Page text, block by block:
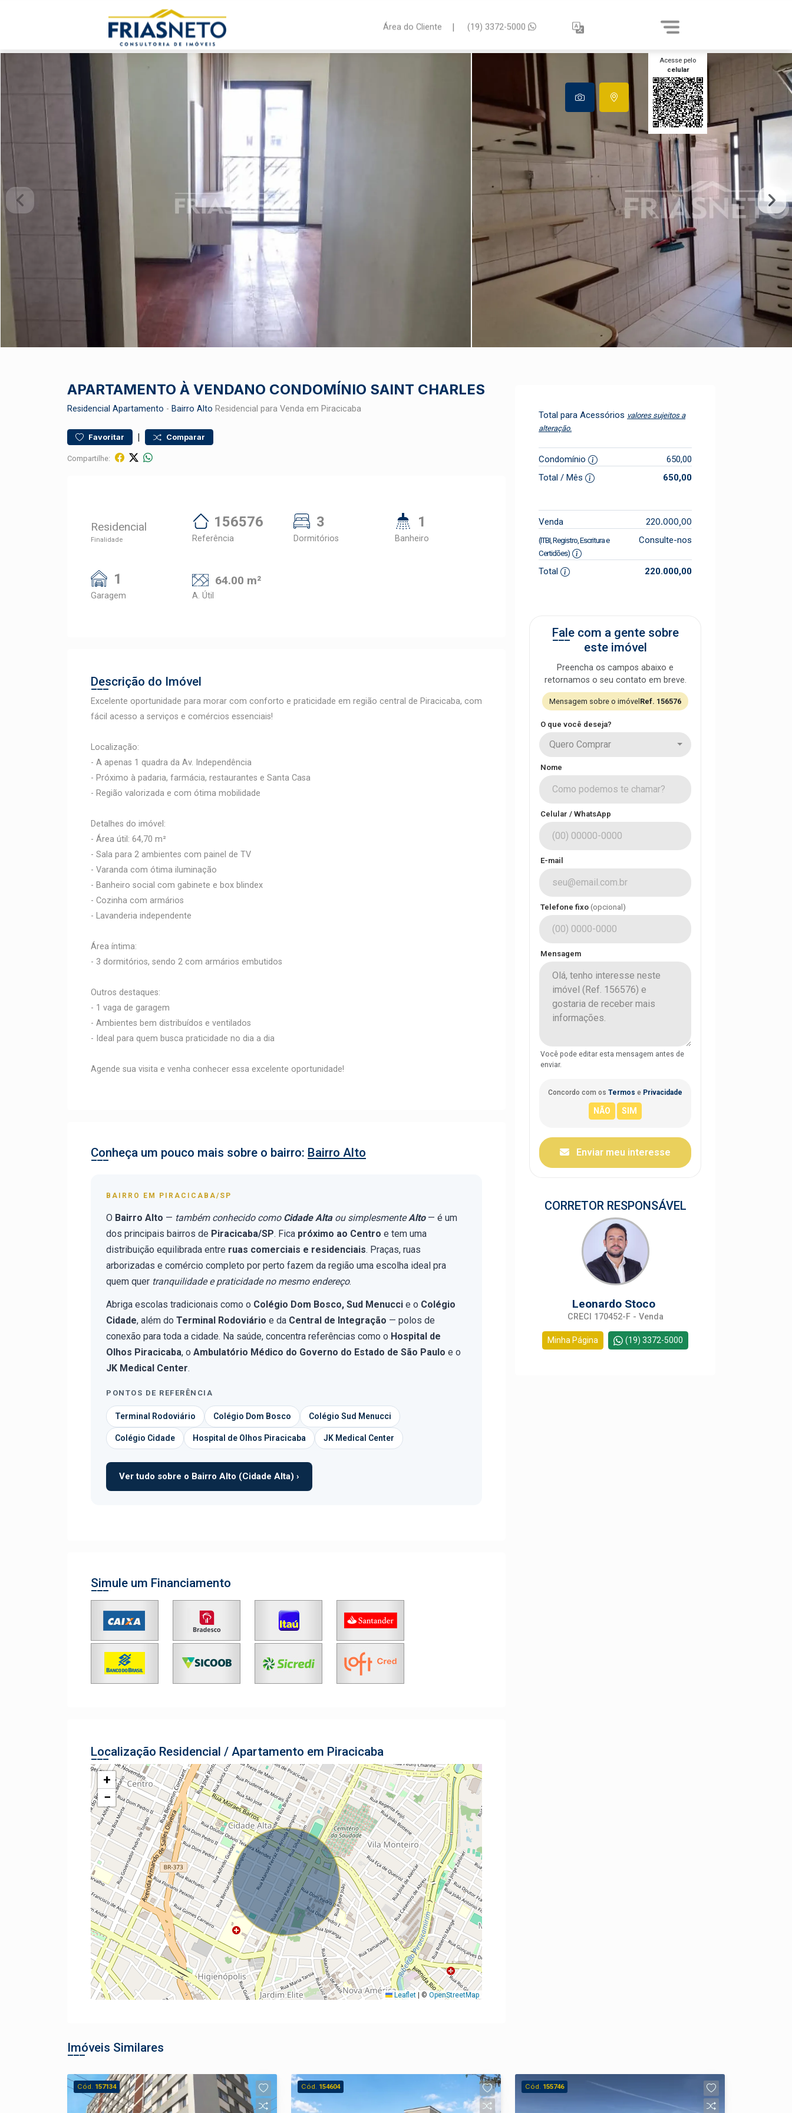
Área do Cliente | (19) 3372-5000
Acesse pelo
celular
APARTAMENTO À VENDANO CONDOMÍNIO SAINT CHARLES
Residencial Apartamento - Bairro Alto Residencial para Venda em Piracicaba
Favoritar | Comparar
Compartilhe:
Residencial
Finalidade
156576
Referência
3
Dormitórios
1
Banheiro
1
Garagem
64.00 m²
A. Útil
Descrição do Imóvel
Excelente oportunidade para morar com conforto e praticidade em região central de Piracicaba, com
fácil acesso a serviços e comércios essenciais!
Localização:
- A apenas 1 quadra da Av. Independência
- Próximo à padaria, farmácia, restaurantes e Santa Casa
- Região valorizada e com ótima mobilidade
Detalhes do imóvel:
- Área útil: 64,70 m²
- Sala para 2 ambientes com painel de TV
- Varanda com ótima iluminação
- Banheiro social com gabinete e box blindex
- Cozinha com armários
- Lavanderia independente
Área íntima:
- 3 dormitórios, sendo 2 com armários embutidos
Outros destaques:
- 1 vaga de garagem
- Ambientes bem distribuídos e ventilados
- Ideal para quem busca praticidade no dia a dia
Agende sua visita e venha conhecer essa excelente oportunidade!
Conheça um pouco mais sobre o bairro: Bairro Alto
BAIRRO EM PIRACICABA/SP
O Bairro Alto — também conhecido como Cidade Altaou simplesmenteAlto— é um
dos principais bairros de Piracicaba/SP. Fica próximo ao Centro e tem uma
distribuição equilibrada entre ruas comerciais e residenciais. Praças, ruas
arborizadas e comércio completo por perto fazem da região uma escolha ideal pra
quem quer tranquilidade e praticidade no mesmo endereço.
Abriga escolas tradicionais como o Colégio Dom Bosco, Sud Menucci e o Colégio
Cidade, além do Terminal Rodoviário e da Central de Integração — polos de
conexão para toda a cidade. Na saúde, concentra referências como o Hospital de
Olhos Piracicaba, o Ambulatório Médico do Governo do Estado de São Paulo e o
JK Medical Center.
PONTOS DE REFERÊNCIA
Terminal Rodoviário Colégio Dom Bosco Colégio Sud Menucci
Colégio Cidade Hospital de Olhos Piracicaba JK Medical Center
Ver tudo sobre o Bairro Alto (Cidade Alta) ›
Simule um Financiamento
Localização Residencial / Apartamento em Piracicaba
+
−
Leaflet © OpenStreetMap
Total para Acessórios valores sujeitos a
alteração.
Condomínio
650,00
Total / Mês
650,00
Venda 220.000,00
(ITBI, Registro, Escritura e
Certidões)
Consulte-nos
Total 220.000,00
Fale com a gente sobre
este imóvel
Preencha os campos abaixo e
retornamos o seu contato em breve.
Mensagem sobre o imóvel Ref. 156576
O que você deseja?
Quero Comprar
Nome
Celular / WhatsApp
E-mail
Telefone fixo (opcional)
Mensagem
Você pode editar esta mensagem antes de
enviar.
Concordo com os Termos e Privacidade
Enviar meu interesse
CORRETOR RESPONSÁVEL
Leonardo Stoco
CRECI 170452-F - Venda
Minha Página (19) 3372-5000
Imóveis Similares
Cód. 157134 Cód. 154604 Cód. 155746